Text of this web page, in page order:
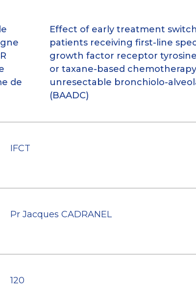
de
Effect of early treatment
patients receiving first-line
growth factor receptor tyrosine
or taxane-based
unresectable bronchiolo-
(BAADC)
IFCT
Pr Jacques CADRANEL
120